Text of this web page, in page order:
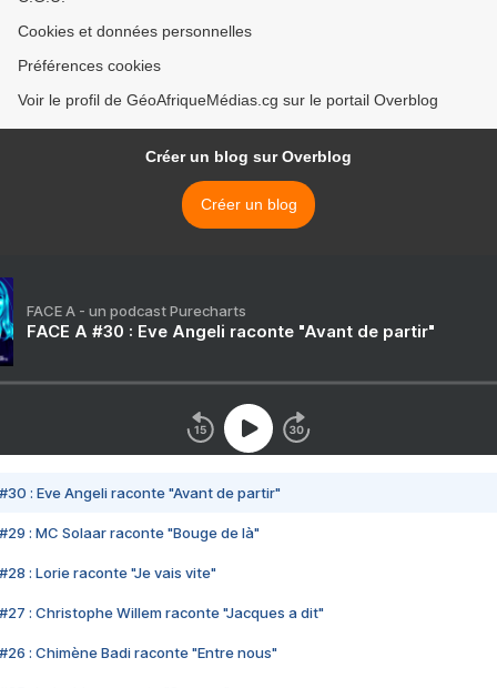
Cookies et données personnelles
Préférences cookies
Voir le profil de GéoAfriqueMédias.cg sur le portail Overblog
Créer un blog sur Overblog
Créer un blog
FACE A - un podcast Purecharts
FACE A #30 : Eve Angeli raconte "Avant de partir"
#30 : Eve Angeli raconte "Avant de partir"
#29 : MC Solaar raconte "Bouge de là"
#28 : Lorie raconte "Je vais vite"
#27 : Christophe Willem raconte "Jacques a dit"
#26 : Chimène Badi raconte "Entre nous"